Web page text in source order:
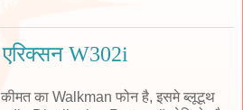
एरिक्सन W302i
का Walkman फोन है, इसमे ब्लूटूथ